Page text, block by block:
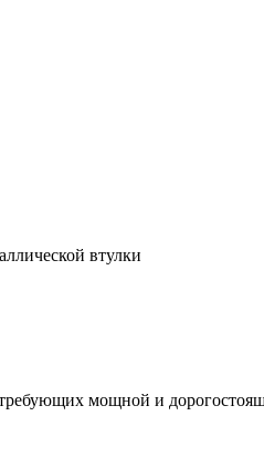
втулки
мощной и